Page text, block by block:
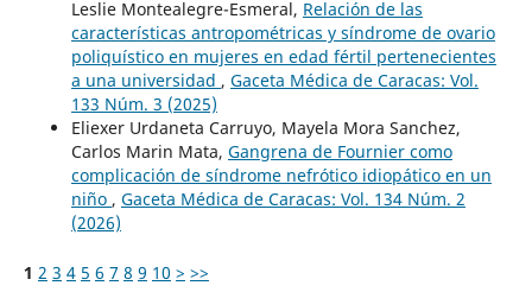
Leslie Montealegre-Esmeral, Relación de las
características antropométricas y síndrome de ovario
poliquístico en mujeres en edad fértil pertenecientes
a una universidad , Gaceta Médica de Caracas: Vol.
133 Núm. 3 (2025)
Eliexer Urdaneta Carruyo, Mayela Mora Sanchez,
Carlos Marin Mata, Gangrena de Fournier como
complicación de síndrome nefrótico idiopático en un
niño , Gaceta Médica de Caracas: Vol. 134 Núm. 2
(2026)
1 2 3 4 5 6 7 8 9 10 > >>